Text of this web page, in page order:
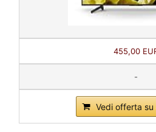
455,00
-
Vedi offerta su